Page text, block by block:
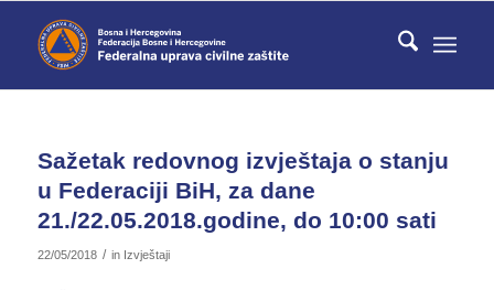
Sažetak redovnog izvještaja o stanju
u Federaciji BiH, za dane
21./22.05.2018.godine, do 10:00 sati
22/05/2018 / in Izvještaji